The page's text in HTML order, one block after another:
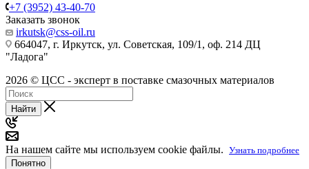
+7 (3952) 43-40-70
Заказать звонок
irkutsk@css-oil.ru
664047, г. Иркутск, ул. Советская, 109/1, оф. 214 ДЦ
"Ладога"
2026 © ЦСС - эксперт в поставке смазочных материалов
Найти
На нашем сайте мы используем cookie файлы. Узнать подробнее
Понятно